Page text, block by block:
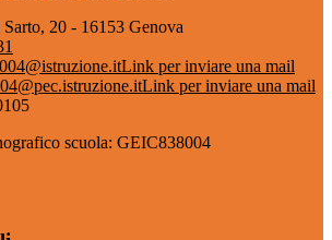
20 - 16153 Genova
Link per inviare una mail
Link per inviare una mail
scuola: GEIC838004